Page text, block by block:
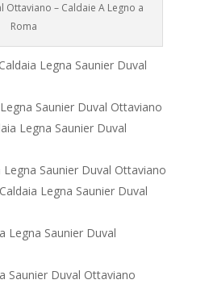
Ottaviano – Caldaie A Legno a
Roma
Caldaia Legna Saunier Duval
Saunier Duval Ottaviano
Legna Saunier Duval
Legna Saunier Duval Ottaviano
Caldaia Legna Saunier Duval
Legna Saunier Duval
Saunier Duval Ottaviano